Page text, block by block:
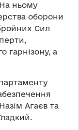
ньому
оборони
Сил
гарнізону, а
Агаєв та